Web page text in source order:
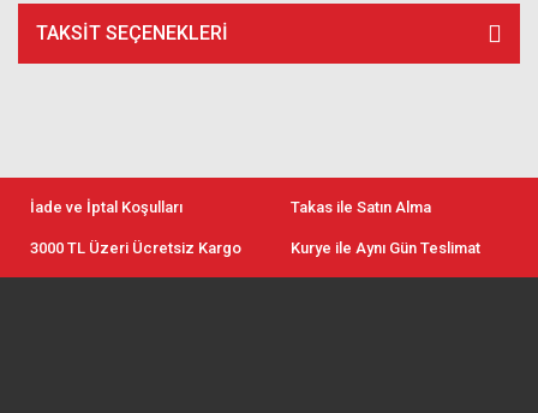
TAKSIT SEÇENEKLERI
İade ve İptal Koşulları Takas ile Satın Alma
3000 TL Üzeri Ücretsiz Kargo Kurye ile Aynı Gün Teslimat